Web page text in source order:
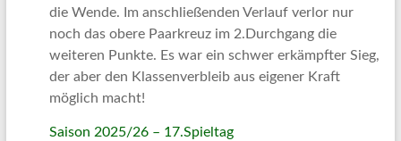
die Wende. Im anschließenden Verlauf verlor nur
noch das obere Paarkreuz im 2.Durchgang die
weiteren Punkte. Es war ein schwer erkämpfter Sieg,
der aber den Klassenverbleib aus eigener Kraft
möglich macht!
Saison 2025/26 – 17.Spieltag